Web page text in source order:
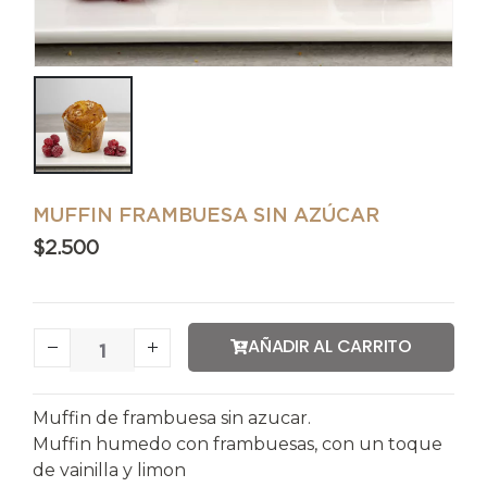
MUFFIN FRAMBUESA SIN AZÚCAR
$2.500
AÑADIR AL CARRITO
Muffin de frambuesa sin azucar.
Muffin humedo con frambuesas, con un toque
de vainilla y limon